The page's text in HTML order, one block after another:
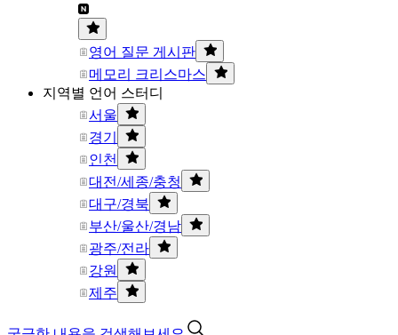
영어 질문 게시판
메모리 크리스마스
지역별 언어 스터디
서울
경기
인천
대전/세종/충청
대구/경북
부산/울산/경남
광주/전라
강원
제주